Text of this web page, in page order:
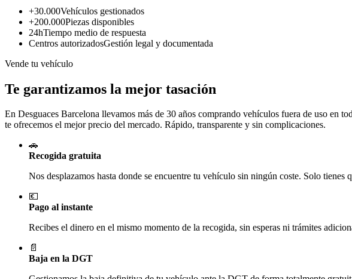
+30.000Vehículos gestionados
+200.000Piezas disponibles
24hTiempo medio de respuesta
Centros autorizadosGestión legal y documentada
Vende tu vehículo
Te garantizamos la mejor tasación
En Desguaces Barcelona llevamos más de 30 años comprando vehículos fuera de uso en
te ofrecemos el mejor precio del mercado. Rápido, transparente y sin complicaciones.
🚗
Recogida gratuita
Nos desplazamos hasta donde se encuentre tu vehículo sin ningún coste. Solo
💶
Pago al instante
Recibes el dinero en el mismo momento de la recogida, sin esperas ni trámites
📄
Baja en la DGT